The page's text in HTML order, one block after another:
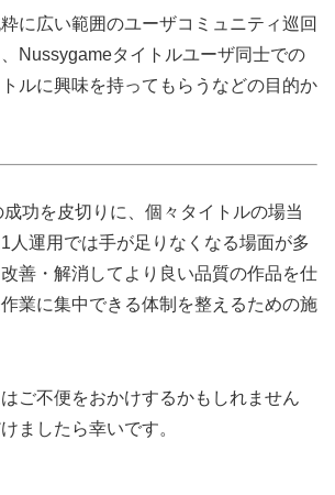
に広い範囲のユーザコミュニティ巡回
Nussygameタイトルユーザ同士での
ルに興味を持ってもらうなどの目的か
功を皮切りに、個々タイトルの場当
人運用では手が足りなくなる場面が多
善・解消してより良い品質の作品を仕
作業に集中できる体制を整えるための施
ご不便をおかけするかもしれません
ましたら幸いです。